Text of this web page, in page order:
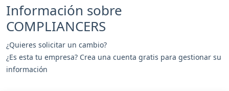
Información sobre
COMPLIANCERS
¿Quieres solicitar un cambio?
¿Es esta tu empresa? Crea una cuenta gratis para gestionar su
información